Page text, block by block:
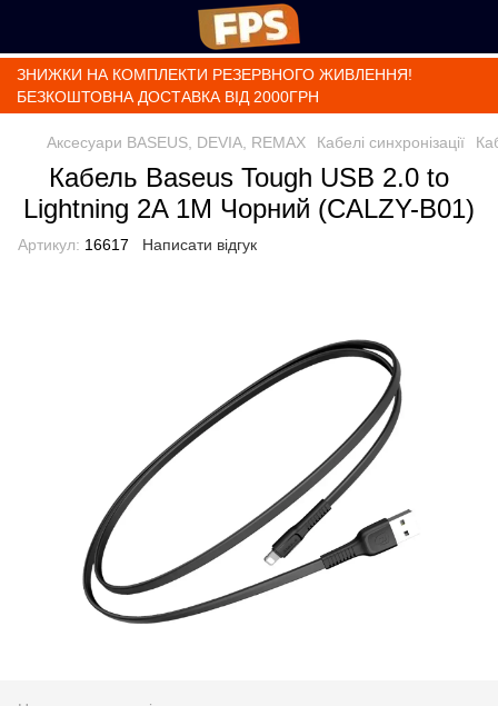
ЗНИЖКИ НА КОМПЛЕКТИ РЕЗЕРВНОГО ЖИВЛЕННЯ!
БЕЗКОШТОВНА ДОСТАВКА ВІД 2000ГРН
Аксесуари BASEUS, DEVIA, REMAX Кабелі синхронізації
Кабель Baseus Tough USB 2.0 to
Lightning 2A 1M Чорний (CALZY-B01)
Артикул: 16617 Написати відгук